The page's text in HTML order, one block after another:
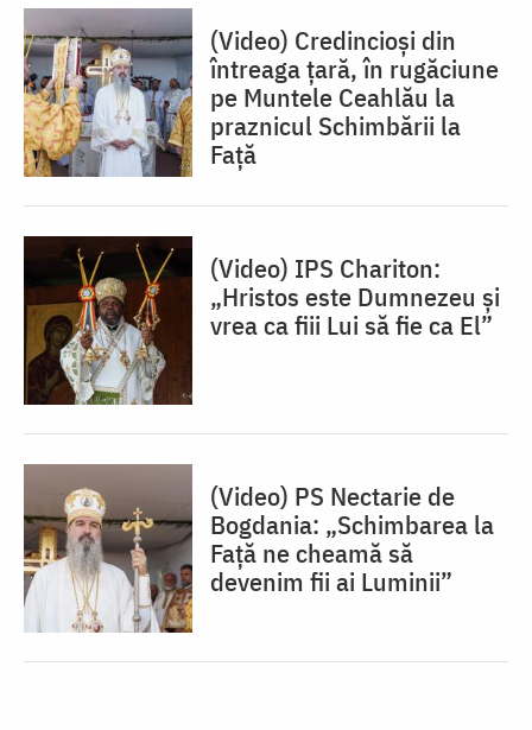
(Video) Credincioși din
întreaga țară, în rugăciune
pe Muntele Ceahlău la
praznicul Schimbării la
Față
(Video) IPS Chariton:
„Hristos este Dumnezeu și
vrea ca fiii Lui să fie ca El”
(Video) PS Nectarie de
Bogdania: „Schimbarea la
Față ne cheamă să
devenim fii ai Luminii”